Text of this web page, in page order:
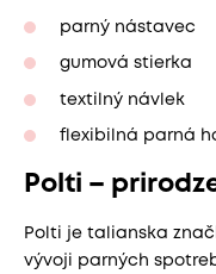
parný nástavec
gumová stierka
textilný návlek
flexibilná parná
Polti –
Polti je talianska
vývoji parných